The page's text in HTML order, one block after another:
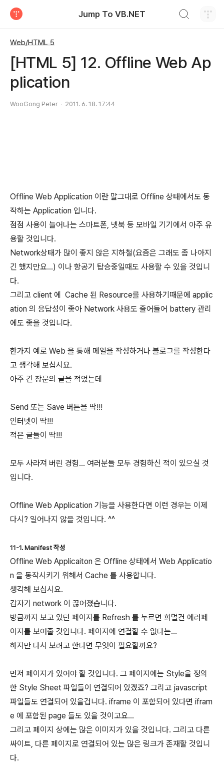
Jump To VB.NET
Web/HTML 5
[HTML 5] 12. Offline Web Ap
plication
WooGong Peter 2011. 6. 18. 17:44
Offline Web Application 이란 말그대로 Offline 상태에서도 동
작하는 Application 입니다.
점점 사용이 늘어나는 스마트폰, 넷북 등 모바일 기기에서 아주 유
용할 것입니다.
Network상태가 많이 좋지 않은 지하철(요즘은 그래도 좀 나아지
긴 했지만요...) 이나 항공기 탑승중일때도 사용할 수 있을 것입니
다.
그리고 client 에 Cache 된 Resource를 사용하기때문에 applic
ation 의 응답성이 좋아 Network 사용도 줄어들어 battery 관리
에도 좋을 것입니다.
한가지 예로 Web 을 통해 메일을 작성하거나 블로그를 작성한다
고 생각해 보십시요.
아주 긴 장문의 글을 적었는데
Send 또는 Save 버튼을 딱!!!
인터넷이 딱!!!
적은 글들이 딱!!!
모두 사라져 버린 경험... 여러분들 모두 경험하신 적이 있으실 것
입니다.
Offline Web Application 기능을 사용한다면 이런 경우는 이제
다시? 일어나지 않을 것입니다. ^^
11-1. Manifest 작성
Offline Web Applicaiton 은 Offline 상태에서 Web Applicatio
n 을 동작시키기 위해서 Cache 를 사용합니다.
생각해 보십시요.
갑자기 network 이 끊어졌습니다.
방금까지 보고 있던 페이지를 Refresh 를 누르면 희멀건 에러페
이지를 보여줄 것입니다. 페이지에 연결할 수 없다는...
하지만 다시 보려고 한다면 무엇이 필요할까요?
먼저 페이지가 있어야 할 것입니다. 그 페이지에는 Style을 정의
한 Style Sheet 파일들이 연결되어 있겠죠? 그리고 javascript
파일들도 연결되어 있을겁니다. iframe 이 포함되어 있다면 ifram
e 에 포함된 page 들도 있을 것이고요...
그리고 페이지 상에는 많은 이미지가 있을 것입니다. 그리고 다른
싸이트, 다른 페이지로 연결되어 있는 많은 링크가 존재할 것입니
다.